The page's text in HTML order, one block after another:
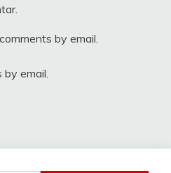
by email.
email.